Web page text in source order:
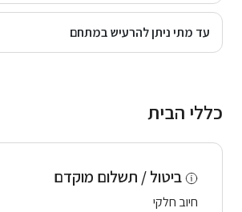
עד מתי ניתן להרעיש במתחם
כללי הבית
ביטול / תשלום מוקדם
חיוב חלקי